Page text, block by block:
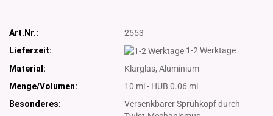
Art.Nr.:
2553
Lieferzeit:
1-2 Werktage
Material:
Klarglas, Aluminium
Menge/Volumen:
10 ml - HUB 0.06 ml
Besonderes:
Versenkbarer Sprühkopf durch